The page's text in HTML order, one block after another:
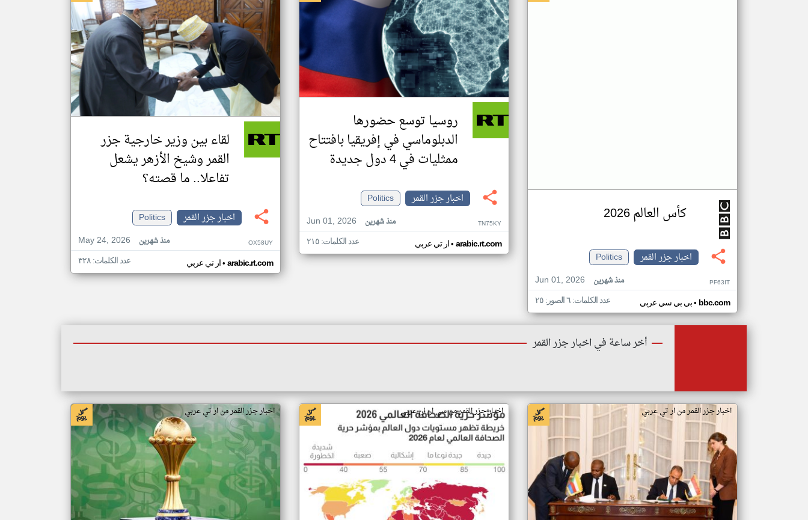
كأس العالم 2026
اخبار جزر القمر
Politics
Jun 01, 2026
منذ شهرين PF63IT
بي بي سي عربي• bbc.com عدد الكلمات: ٦ الصور: ٢٥
روسيا توسع حضورها
الدبلوماسي في إفريقيا بافتتاح
ممثليات في 4 دول جديدة
اخبار جزر القمر
Politics
Jun 01, 2026
منذ شهرين TN75KY
ار تي عربي• arabic.rt.com عدد الكلمات: ٢١٥
لقاء بين وزير خارجية جزر
القمر وشيخ الأزهر يشعل
تفاعلا.. ما قصته؟
اخبار جزر القمر
Politics
May 24, 2026
منذ شهرين OX58UY
ار تي عربي• arabic.rt.com عدد الكلمات: ٣٢٨
أخر ساعة في اخبار جزر القمر
اخبار جزر القمر من ار تي عربي اخبار جزر القمر من سي ان ان عربي اخبار جزر القمر من ار تي عربي